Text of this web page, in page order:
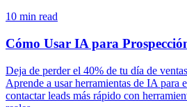
10 min read
Cómo Usar IA para
Deja de perder el 40% de tu día de
Aprende a usar herramientas de IA para
contactar leads más rápido con